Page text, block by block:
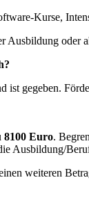
Kurse,
Ausbildung oder
gegeben.
8100 Euro.
Ausbildung/
weiteren